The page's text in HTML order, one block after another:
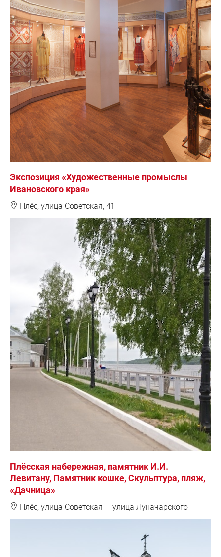
Экспозиция «Художественные промыслы
Ивановского края»
❽ Плёс, улица Советская, 41
Плёсская набережная, памятник И.И.
Левитану, Памятник кошке, Скульптура, пляж,
«Дачница»
❽ Плёс, улица Советская — улица Луначарского